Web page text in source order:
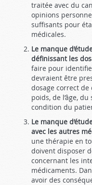
traitée avec du
opinions
suffisants pour
médicales.
Le manque
définissant les
faire pour
devraient être
dosage correct
poids, de l’âge,
condition du
Le manque
avec les autres
une thérapie en
doivent disposer
concernant les
médicaments.
avoir des